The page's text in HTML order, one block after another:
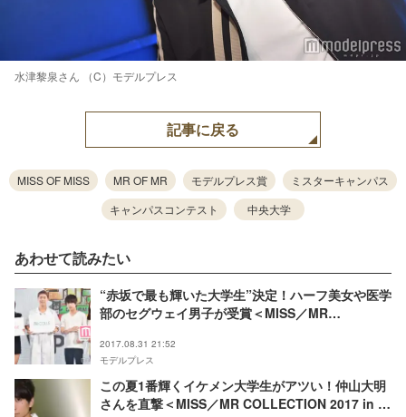
水津黎泉さん （C）モデルプレス
記事に戻る
MISS OF MISS MR OF MR モデルプレス賞
ミスターキャンパス
キャンパスコンテスト
中央大学
あわせて読みたい
“赤坂で最も輝いた大学生”決定！ハーフ美女や医学
部のセグウェイ男子が受賞＜MISS／MR
2017.08.31 21:52
モデルプレス
この夏1番輝くイケメン大学生がアツい！仲山大明
さんを直撃＜MISS／MR COLLECTION 2017 in お